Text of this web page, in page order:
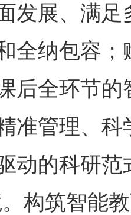
发展、满
全纳包容
后全环节
准管理、
动的科研范
构筑智能